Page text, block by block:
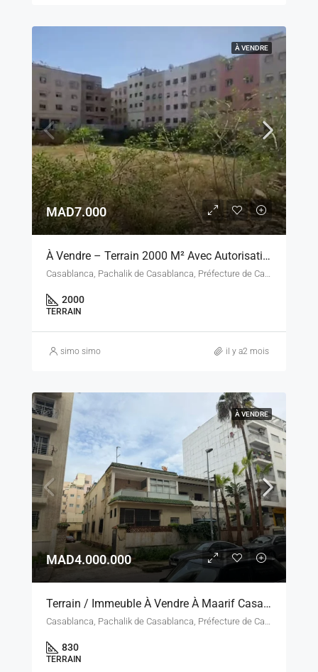
À VENDRE
MAD7.000
À Vendre – Terrain 2000 M² Avec Autorisation École – Casablanca, Secteur Errahma / Essoukhour Assawda
2000
TERRAIN
simo simo il y a2 mois
À VENDRE
MAD4.000.000
Terrain / Immeuble À Vendre À Maarif Casablanca – 830 M² – Zone B5 R+5
Casablanca, Pachalik de Casablanca, Préfecture de Casablanca, Casablanca-Settat, Maroc
830
TERRAIN